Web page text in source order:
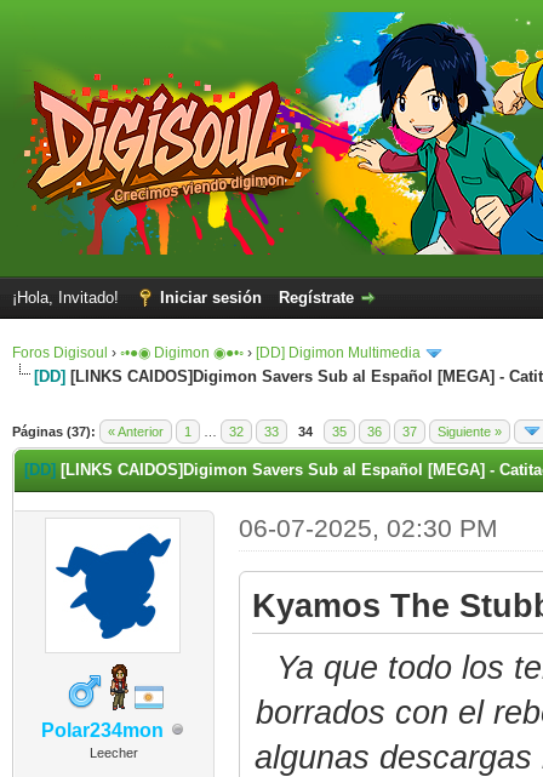
¡Hola, Invitado! Iniciar sesión Regístrate
Foros Digisoul › ◦•●◉ Digimon ◉●•◦ › [DD] Digimon Multimedia
[DD] [LINKS CAIDOS]Digimon Savers Sub al Español [MEGA] -
Páginas (37): « Anterior 1 32 33 34 35 36 37 Siguiente »
[DD] [LINKS CAIDOS]Digimon Savers Sub al Español [MEGA] -
Polar234mon
Leecher
06-07-2025, 02:30 PM
Kyamos The
Ya que todo los
borrados con el
algunas